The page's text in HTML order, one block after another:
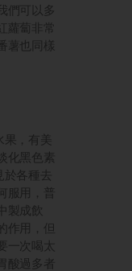
們可以多
蘿蔔非常
薯也同樣
，有美
化黑色素
各種去
服用，普
製成飲
作用，但
一次喝太
酸過多者